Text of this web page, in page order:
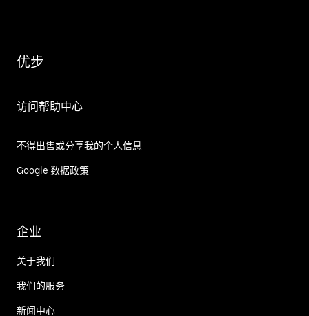
优步
访问帮助中心
不得出售或分享我的个人信息
Google 数据政策
企业
关于我们
我们的服务
新闻中心